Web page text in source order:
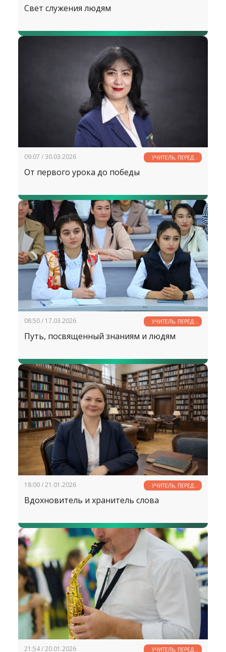
Свет служения людям
09:07 / 30.03.2026
УЧИТЕЛЬ, ПЕРЕД
ИМЕНЕМ ТВОИМ...
От первого урока до победы
08:50 / 17.03.2026
УЧИТЕЛЬ, ПЕРЕД
ИМЕНЕМ ТВОИМ...
Путь, посвященный знаниям и людям
18:00 / 21.01.2026
УЧИТЕЛЬ, ПЕРЕД
ИМЕНЕМ ТВОИМ...
Вдохновитель и хранитель слова
21:54 / 20.01.2026 УЧИТЕЛЬ, ПЕРЕД